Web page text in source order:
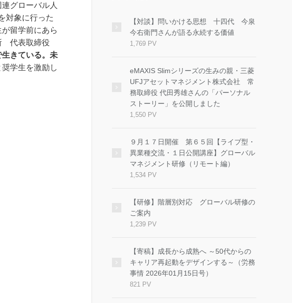
グローバル人
対象に行った
留学前にあら
代表取締役
生きている。未
学生を激励し
【対談】問いかける思想 十四代 今泉
今右衛門さんが語る永続する価値
1,769 PV
eMAXIS Slimシリーズの生みの親・三菱
UFJアセットマネジメント株式会社 常
務取締役 代田秀雄さんの「パーソナル
ストーリー」を公開しました
1,550 PV
９月１７日開催 第６５回【ライブ型・
異業種交流・１日公開講座】グローバル
マネジメント研修（リモート編）
1,534 PV
【研修】階層別対応 グローバル研修の
ご案内
1,239 PV
【寄稿】成長から成熟へ ～50代からの
キャリア再起動をデザインする～（労務
事情 2026年01月15日号）
821 PV